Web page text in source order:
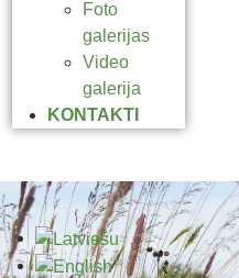
Foto
galerijas
Video
galerija
KONTAKTI